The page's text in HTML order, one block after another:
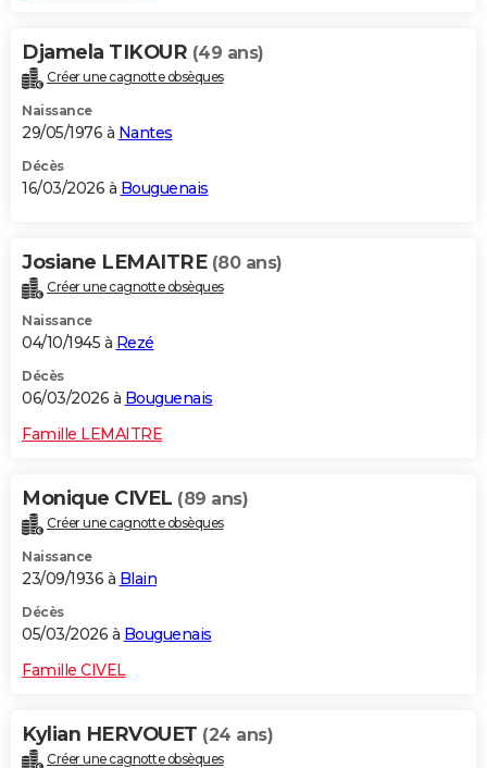
Djamela TIKOUR (49 ans)
Créer une cagnotte obsèques
Naissance
29/05/1976 à Nantes
Décès
16/03/2026 à Bouguenais
Josiane LEMAITRE (80 ans)
Créer une cagnotte obsèques
Naissance
04/10/1945 à Rezé
Décès
06/03/2026 à Bouguenais
Famille LEMAITRE
Monique CIVEL (89 ans)
Créer une cagnotte obsèques
Naissance
23/09/1936 à Blain
Décès
05/03/2026 à Bouguenais
Famille CIVEL
Kylian HERVOUET (24 ans)
Créer une cagnotte obsèques